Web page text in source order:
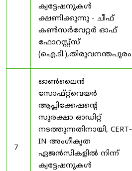
ക്വട്ടേഷനുകൾ
ക്ഷണിക്കുന്നു - ചീഫ്
കൺസർവേറ്റർ ഓഫ്
ഫോറസ്റ്റ്സ്
(ഐ.ടി.),തിരുവനന്തപുരം
7
ഓൺലൈൻ
സോഫ്റ്റ്‌വെയർ
ആപ്ലിക്കേഷന്റെ
സുരക്ഷാ ഓഡിറ്റ്
നടത്തുന്നതിനായി, CERT-
IN അംഗീകൃത
ഏജൻസികളിൽ നിന്ന്
ക്വട്ടേഷനുകൾ